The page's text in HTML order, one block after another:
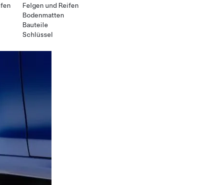
Felgen und Reifen
Bodenmatten
Bauteile
Schlüssel